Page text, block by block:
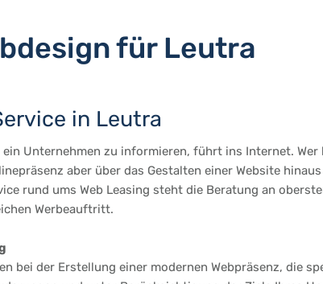
für Leutra
in Leutra
Unternehmen zu informieren, führt ins Internet.
aber über das Gestalten einer Website
rund ums Web Leasing steht die Beratung an
Werbeauftritt.
bei der Erstellung einer modernen Webpräsenz, die